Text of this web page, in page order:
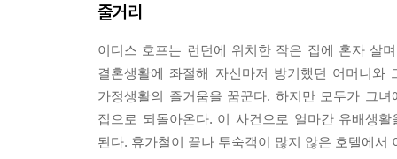
느라 내가 이토록 가혹한지도 몰라. 그러나 여자
그녀는 자신이 보잘것없다는 느낌에 짓눌려 고개
--- p.103
줄거리
이디스 호프는 런던에 위치한 작은 집에 혼자 살
결혼생활에 좌절해 자신마저 방기했던 어머니
가정생활의 즐거움을 꿈꾼다. 하지만 모두가 그
집으로 되돌아온다. 이 사건으로 얼마간 유배생
된다. 휴가철이 끝나 투숙객이 많지 않은 호텔에